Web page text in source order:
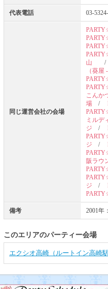
代表電話 03-
同じ運営会社の会場
山
（葵屋
こんか
場 /
ミルデ
ジ /
ジ /
阪ラウ
ジ /
備考 2001
このエリアのパーティー会場
エクシオ高崎（ルートイン高崎